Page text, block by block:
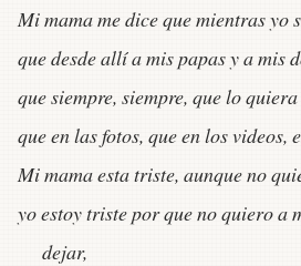
Mi mama me dice que mientras yo
que desde allí a mis papas y a mis
que siempre, siempre, que lo
que en las fotos, que en los videos,
Mi mama esta triste, aunque no
yo estoy triste por que no quiero a
dejar,